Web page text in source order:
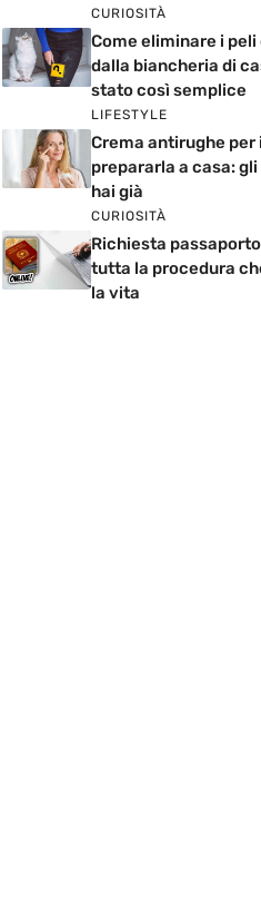
CURIOSITÀ
Come eliminare i
dalla biancheria di
stato così semplice
LIFESTYLE
Crema antirughe per
prepararla a casa:
hai già
CURIOSITÀ
Richiesta
tutta la procedura
la vita